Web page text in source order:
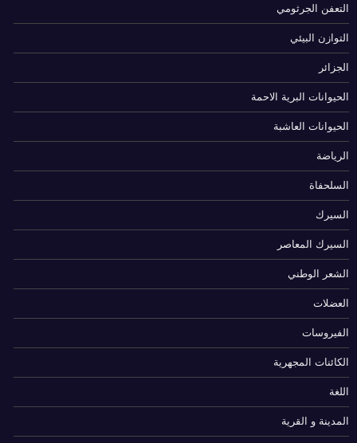
التعفن الجرثومي
التوازن البيئي
الجزائر
الحيوانات البرية الاحمة
الحيوانات العاشبة
الرياضة
السلحفاة
السيرك
السيرك المعاصر
الشعر الوطني
العضلات
الفيروسات
الكائنات المجهرية
اللغة
المدينة و القرية